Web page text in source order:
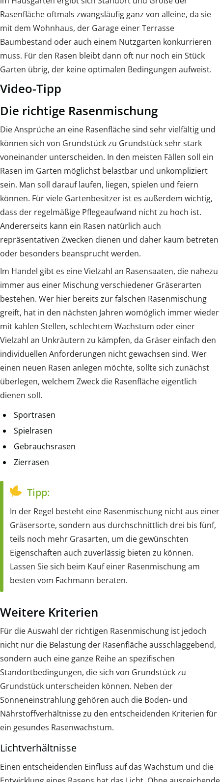
Rasenfläche oftmals zwangsläufig ganz von alleine, da sie
mit dem Wohnhaus, der Garage einer Terrasse
Baumbestand oder auch einem Nutzgarten konkurrieren
muss. Für den Rasen bleibt dann oft nur noch ein Stück
Garten übrig, der keine optimalen Bedingungen aufweist.
Video-Tipp
Die richtige Rasenmischung
Die Ansprüche an eine Rasenfläche sind sehr vielfältig und
können sich von Grundstück zu Grundstück sehr stark
voneinander unterscheiden. In den meisten Fällen soll ein
Rasen im Garten möglichst belastbar und unkompliziert
sein. Man soll darauf laufen, liegen, spielen und feiern
können. Für viele Gartenbesitzer ist es außerdem wichtig,
dass der regelmäßige Pflegeaufwand nicht zu hoch ist.
Andererseits kann ein Rasen natürlich auch
repräsentativen Zwecken dienen und daher kaum betreten
oder besonders beansprucht werden.
Im Handel gibt es eine Vielzahl an Rasensaaten, die nahezu
immer aus einer Mischung verschiedener Gräserarten
bestehen. Wer hier bereits zur falschen Rasenmischung
greift, hat in den nächsten Jahren womöglich immer wieder
mit kahlen Stellen, schlechtem Wachstum oder einer
Vielzahl an Unkräutern zu kämpfen, da Gräser einfach den
individuellen Anforderungen nicht gewachsen sind. Wer
einen neuen Rasen anlegen möchte, sollte sich zunächst
überlegen, welchem Zweck die Rasenfläche eigentlich
dienen soll.
Sportrasen
Spielrasen
Gebrauchsrasen
Zierrasen
Tipp:
In der Regel besteht eine Rasenmischung nicht aus einer
Gräsersorte, sondern aus durchschnittlich drei bis fünf,
teils noch mehr Grasarten, um die gewünschten
Eigenschaften auch zuverlässig bieten zu können.
Lassen Sie sich beim Kauf einer Rasenmischung am
besten vom Fachmann beraten.
Weitere Kriterien
Für die Auswahl der richtigen Rasenmischung ist jedoch
nicht nur die Belastung der Rasenfläche ausschlaggebend,
sondern auch eine ganze Reihe an spezifischen
Standortbedingungen, die sich von Grundstück zu
Grundstück unterscheiden können. Neben der
Sonneneinstrahlung gehören auch die Boden- und
Nährstoffverhältnisse zu den entscheidenden Kriterien für
ein gesundes Rasenwachstum.
Lichtverhältnisse
Einen entscheidenden Einfluss auf das Wachstum und die